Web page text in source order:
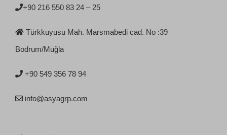
+90 216 550 83 24 – 25
Türkkuyusu Mah. Marsmabedi cad. No :39
Bodrum/Muğla
+90 549 356 78 94
info@asyagrp.com